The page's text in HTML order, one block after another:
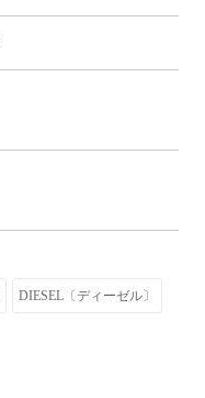
DIESEL〔ディーゼル〕